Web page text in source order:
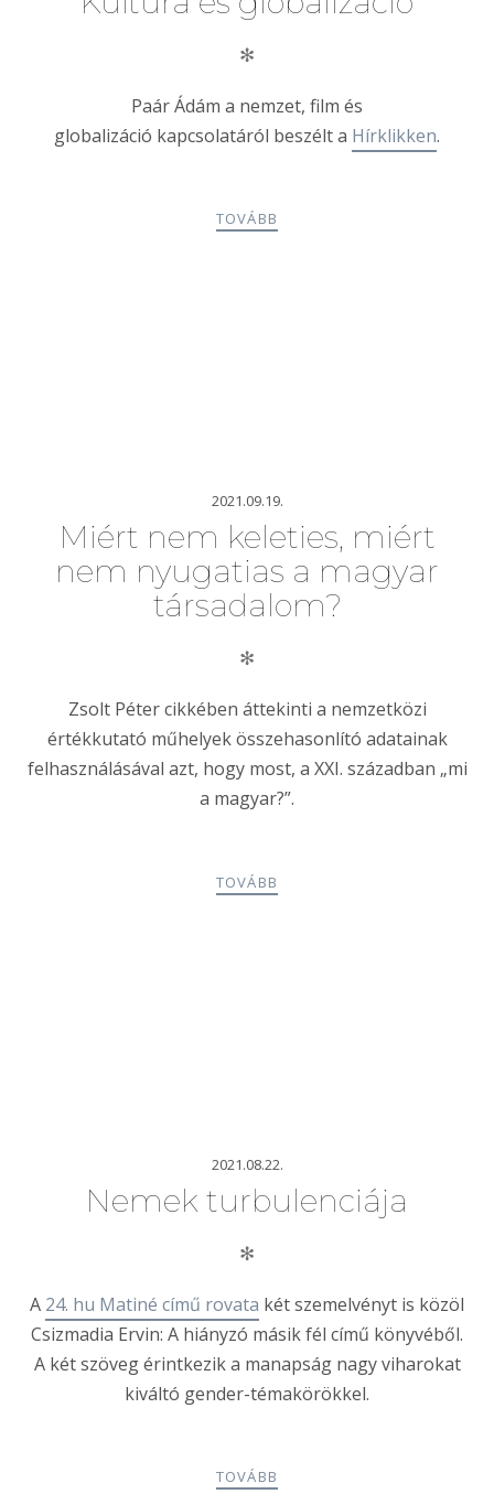
✻
Paár Ádám a nemzet, film és
globalizáció kapcsolatáról beszélt a Hírklikken.
TOVÁBB
2021.09.19.
Miért nem keleties, miért
nem nyugatias a magyar
társadalom?
✻
Zsolt Péter cikkében áttekinti a nemzetközi
értékkutató műhelyek összehasonlító adatainak
felhasználásával azt, hogy most, a XXI. században „mi
a magyar?”.
TOVÁBB
2021.08.22.
Nemek turbulenciája
✻
A 24. hu Matiné című rovata két szemelvényt is közöl
Csizmadia Ervin: A hiányzó másik fél című könyvéből.
A két szöveg érintkezik a manapság nagy viharokat
kiváltó gender-témakörökkel.
TOVÁBB